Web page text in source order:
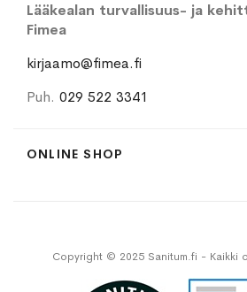
Lääkealan turvallisuus- ja
Fimea
kirjaamo@fimea.fi
Puh. 029 522 3341
ONLINE SHOP
Copyright © 2025 Sanitum.fi - Kaikki